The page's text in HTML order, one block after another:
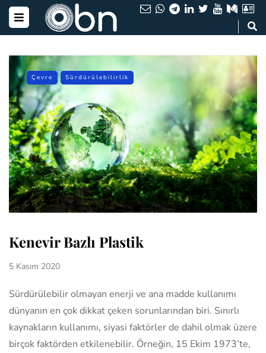
Çevre Sürdürülebilirlik
Kenevir Bazlı Plastik
5 Kasım 2020
Sürdürülebilir olmayan enerji ve ana madde kullanımı
dünyanın en çok dikkat çeken sorunlarından biri. Sınırlı
kaynakların kullanımı, siyasi faktörler de dahil olmak üzere
birçok faktörden etkilenebilir. Örneğin, 15 Ekim 1973’te,